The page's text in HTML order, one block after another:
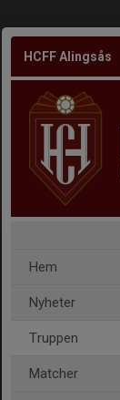
HCFF Alingsås
Hem
Nyheter
Truppen
Matcher